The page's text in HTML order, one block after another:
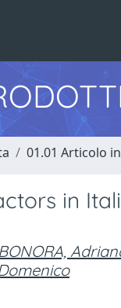
01.01 Articolo
in
BONORA,